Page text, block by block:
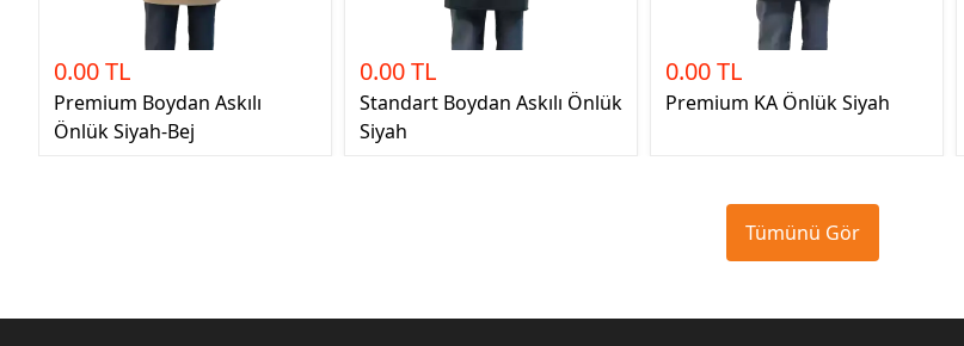
0.00 TL
Premium Boydan Askılı
Önlük Siyah-Bej
0.00 TL
Standart Boydan Askılı Önlük
Siyah
0.00 TL
Premium KA Önlük Siyah
Tümünü Gör